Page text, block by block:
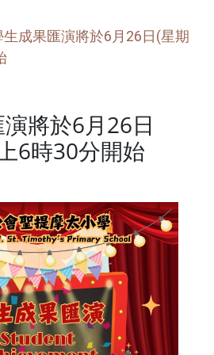
生成果匯演將於6月26日(星期
將於6月26日
6時30分開始